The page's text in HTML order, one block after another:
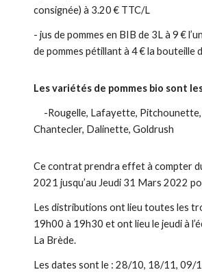
consignée) à 3.20 € TTC/L
- jus de pommes en BIB de 3L à 9 €
de pommes pétillant à 4 € la bouteille
Les variétés de pommes bio sont
-Rougelle, Lafayette, Pitchounette,
Chantecler, Dalinette, Goldrush
Ce contrat prendra effet à compter
2021 jusqu’au Jeudi 31 Mars 2022
Les distributions ont lieu toutes les
19h00 à 19h30 et ont lieu le jeudi à
La Brède.
Les dates sont le : 28/10, 18/11, 09/